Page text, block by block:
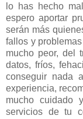
lo has hecho
espero aportar
serán más
fallos y
mucho peor, del
datos, fríos,
conseguir nada
experiencia,
mucho cuidado
servicios de tu